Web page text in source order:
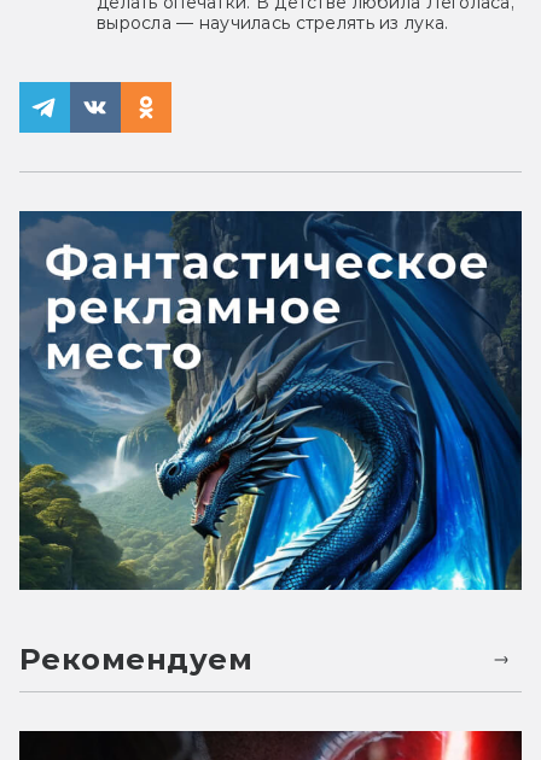
выросла — научилась стрелять из лука.
Рекомендуем